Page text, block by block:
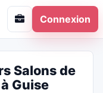
Connexion
Salons de
Guise